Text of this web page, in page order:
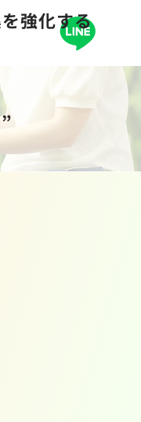
強化する